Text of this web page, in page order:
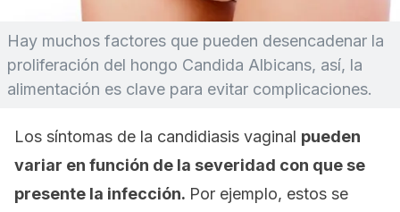
Hay muchos factores que pueden desencadenar la
proliferación del hongo Candida Albicans, así, la
alimentación es clave para evitar complicaciones.
Los síntomas de la candidiasis vaginal pueden
variar en función de la severidad con que se
presente la infección. Por ejemplo, estos se